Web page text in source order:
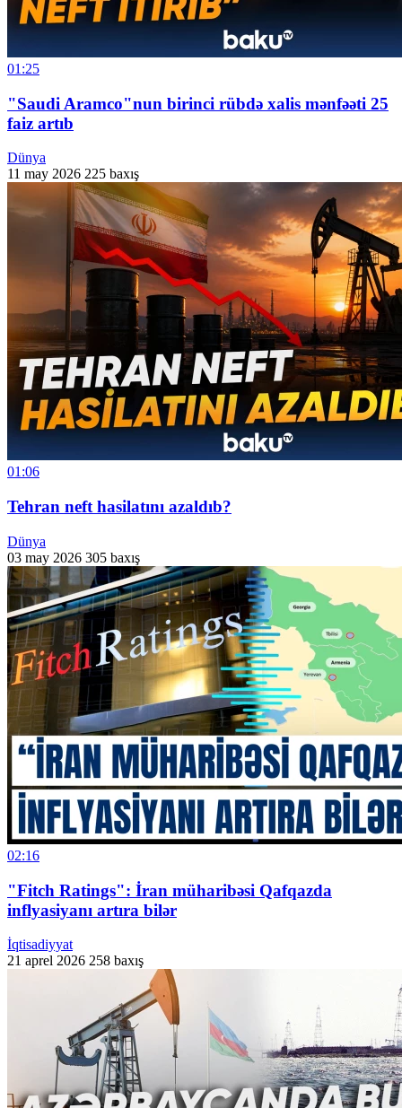
01:25
"Saudi Aramco"nun birinci rübdə xalis mənfəəti 25
faiz artıb
Dünya
11 may 2026 225 baxış
01:06
Tehran neft hasilatını azaldıb?
Dünya
03 may 2026 305 baxış
02:16
"Fitch Ratings": İran müharibəsi Qafqazda
inflyasiyanı artıra bilər
İqtisadiyyat
21 aprel 2026 258 baxış